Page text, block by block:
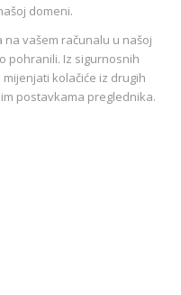
domeni.
vašem računalu u našoj
pohranili. Iz sigurnosnih
kolačiće iz drugih
postavkama preglednika.